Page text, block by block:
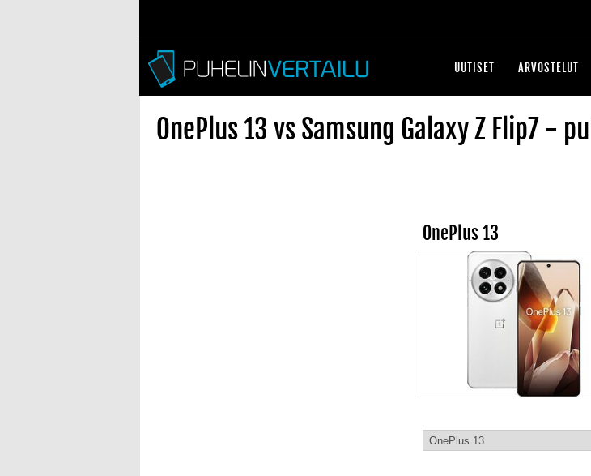
UUTISET ARVOSTELUT
OnePlus 13 vs Samsung Galaxy Z Flip7 -
OnePlus 13